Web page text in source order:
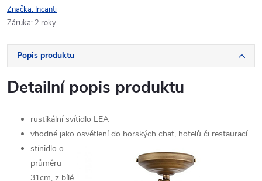
Značka: Incanti
Záruka: 2 roky
Popis produktu
Detailní popis produktu
rustikální svítidlo LEA
vhodné jako osvětlení do horských chat, hotelů či restaurací
stínidlo o
průměru
31cm, z bílé